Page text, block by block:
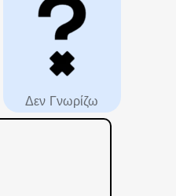
Δεν Γνωρίζω